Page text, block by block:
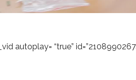
autoplay= “true”